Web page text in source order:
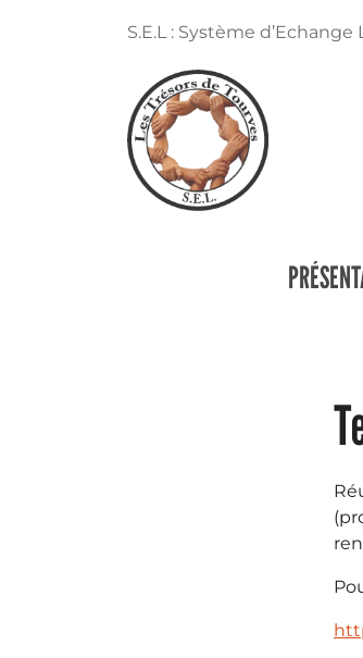
S.E.L : Système d’Echange